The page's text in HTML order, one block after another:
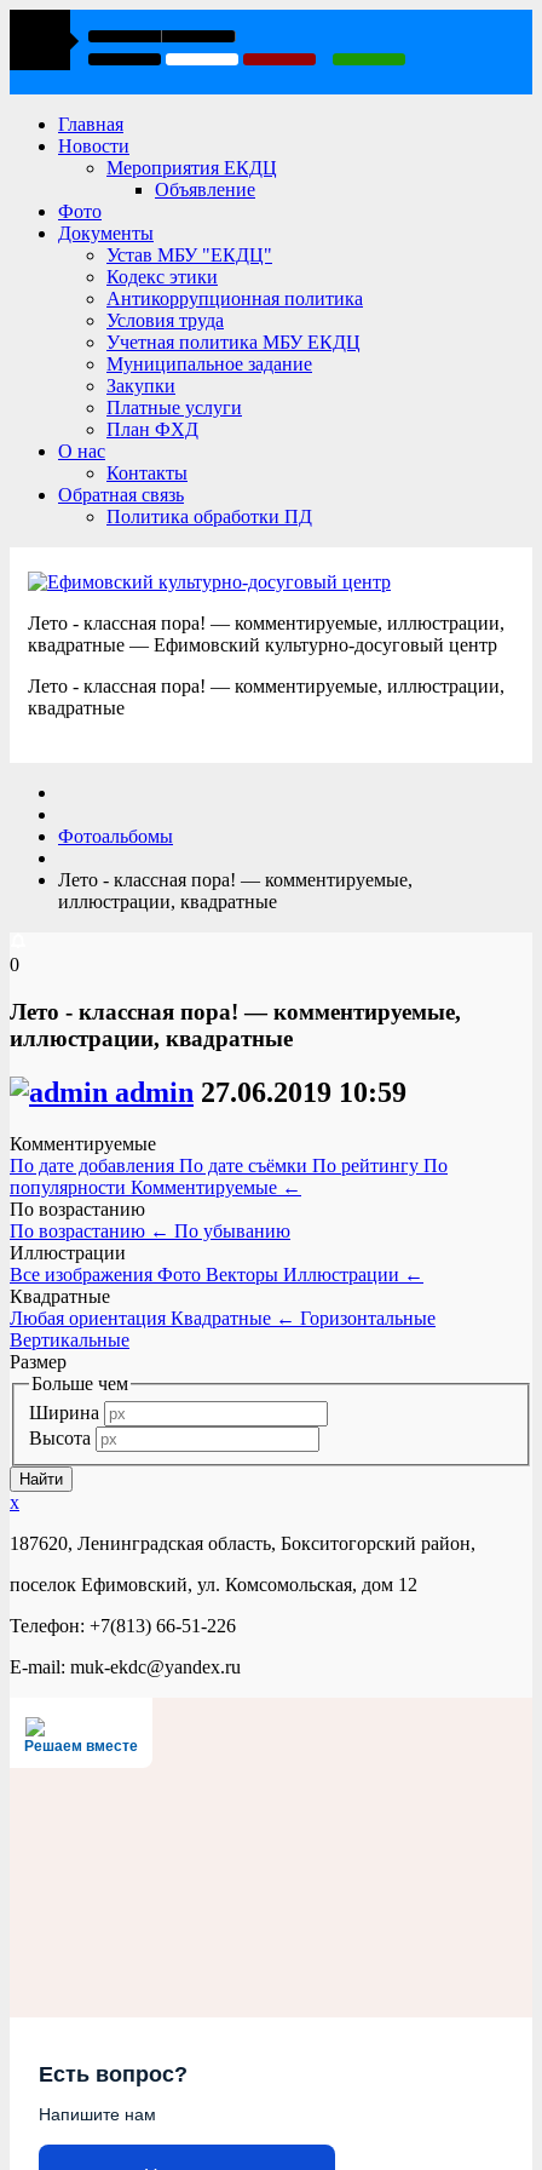
Главная
Новости
Мероприятия ЕКДЦ
Объявление
Фото
Документы
Устав МБУ "ЕКДЦ"
Кодекс этики
Антикоррупционная политика
Условия труда
Учетная политика МБУ ЕКДЦ
Муниципальное задание
Закупки
Платные услуги
План ФХД
О нас
Контакты
Обратная связь
Политика обработки ПД
Лето - классная пора! — комментируемые, иллюстрации,
квадратные — Ефимовский культурно-досуговый центр
Лето - классная пора! — комментируемые, иллюстрации,
квадратные
Фотоальбомы
Лето - классная пора! — комментируемые,
иллюстрации, квадратные
0
Лето - классная пора! — комментируемые,
иллюстрации, квадратные
admin 27.06.2019 10:59
Комментируемые
По дате добавления По дате съёмки По рейтингу По
популярности Комментируемые ←
По возрастанию
По возрастанию ← По убыванию
Иллюстрации
Все изображения Фото Векторы Иллюстрации ←
Квадратные
Любая ориентация Квадратные ← Горизонтальные
Вертикальные
Размер
Больше чем
Ширина
Высота
x
187620, Ленинградская область, Бокситогорский район,
поселок Ефимовский, ул. Комсомольская, дом 12
Телефон: +7(813) 66-51-226
E-mail: muk-ekdc@yandex.ru
Решаем вместе
Есть вопрос?
Напишите нам